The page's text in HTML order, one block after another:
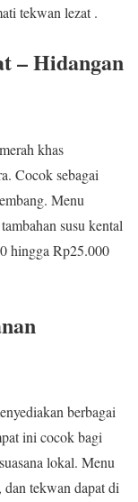
tekwan lezat .
– Hidangan
khas
Cocok sebagai
Menu
susu kental
hingga Rp25.000
berbagai
ini cocok bagi
lokal. Menu
tekwan dapat di